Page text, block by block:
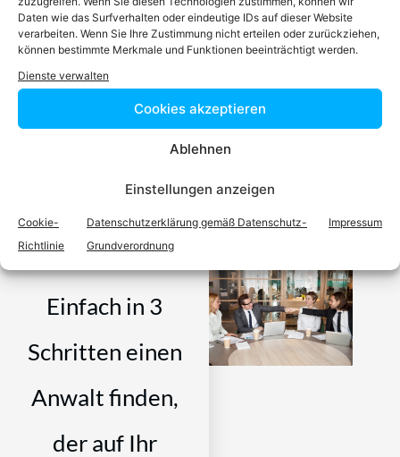
Daten wie das Surfverhalten oder eindeutige IDs auf dieser Website
verarbeiten. Wenn Sie Ihre Zustimmung nicht erteilen oder zurückziehen,
können bestimmte Merkmale und Funktionen beeinträchtigt werden.
Dienste verwalten
Cookies akzeptieren
Ablehnen
Einstellungen anzeigen
Cookie-
Richtlinie
Datenschutzerklärung gemäß Datenschutz-
Grundverordnung
Impressum
Podcast
Video-Podcast #69 Katharina Echerer – Verlagsleitung
Einfach in 3
Schritten einen
Anwalt finden,
der auf Ihr